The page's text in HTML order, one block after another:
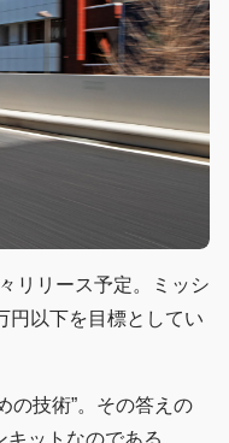
リリース予定。ミッシ
円以下を目標としてい
の技術”。その答えの